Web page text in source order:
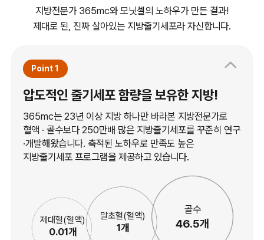
지방전문가 365mc와 모닛셀의 노하우가 만든 결과!
제대로 된, 진짜 살아있는 지방줄기세포라 자신합니다.
Point 1
압도적인 줄기세포 함량을 보유한 지방!
365mc는 23년 이상 지방 하나만 바라본 지방전문가로
혈액 · 골수보다 250만배 많은 지방줄기세포를 꾸준히 연구
·개발해왔습니다. 축적된 노하우로 만족도 높은
지방줄기세포 프로그램을 제공하고 있습니다.
제대혈(혈액)
0.01개
말초혈(혈액)
1개
골수
46.5개